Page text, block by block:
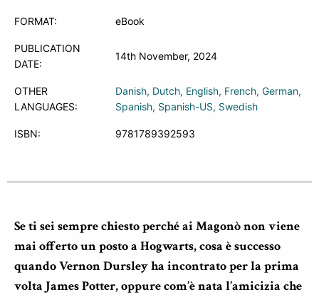
FORMAT: eBook
PUBLICATION
DATE:
14th November, 2024
OTHER
LANGUAGES:
Danish Dutch English French German
Spanish Spanish-US Swedish
ISBN: 9781789392593
Se ti sei sempre chiesto perché ai Magonò non viene
mai offerto un posto a Hogwarts, cosa è successo
quando Vernon Dursley ha incontrato per la prima
volta James Potter, oppure com’è nata l’amicizia che